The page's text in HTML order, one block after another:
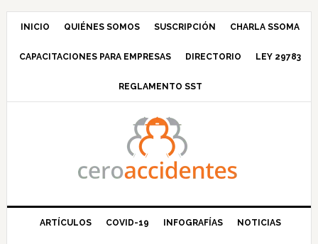
Saltar
navegación
Saltar
principal
Saltar
barra
principal
Saltar
INICIO QUIÉNES SOMOS SUSCRIPCIÓN CHARLA SSOMA
CAPACITACIONES PARA EMPRESAS DIRECTORIO LEY 29783
REGLAMENTO SST
ARTÍCULOS COVID-19 INFOGRAFÍAS NOTICIAS